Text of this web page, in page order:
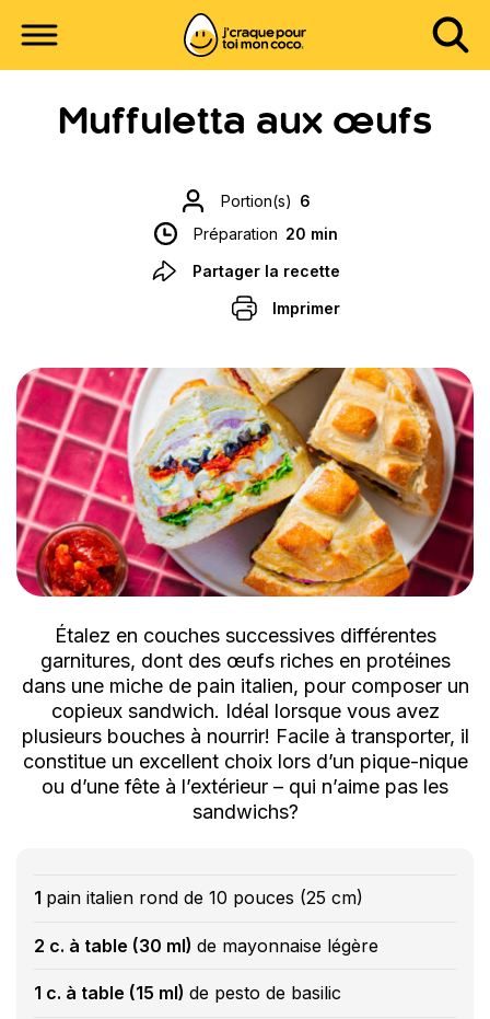
Muffuletta aux œufs
Portion(s) 6
Préparation 20 min
Partager la recette
Imprimer
Étalez en couches successives différentes
garnitures, dont des œufs riches en protéines
dans une miche de pain italien, pour composer un
copieux sandwich. Idéal lorsque vous avez
plusieurs bouches à nourrir! Facile à transporter, il
constitue un excellent choix lors d’un pique-nique
ou d’une fête à l’extérieur – qui n’aime pas les
sandwichs?
1 pain italien rond de 10 pouces (25 cm)
2 c. à table (30 ml) de mayonnaise légère
1 c. à table (15 ml) de pesto de basilic